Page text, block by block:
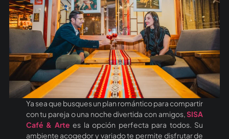
Ya sea que busques un plan romántico para compartir
con tu pareja o una noche divertida con amigos,SISA
Café & Arte es la opción perfecta para todos. Su
ambiente acogedor y variado te permite disfrutar de